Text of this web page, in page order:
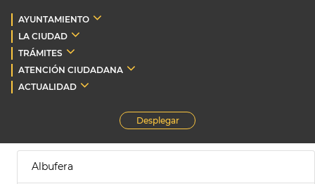
AYUNTAMIENTO
LA CIUDAD
TRÁMITES
ATENCIÓN CIUDADANA
ACTUALIDAD
Desplegar
Albufera